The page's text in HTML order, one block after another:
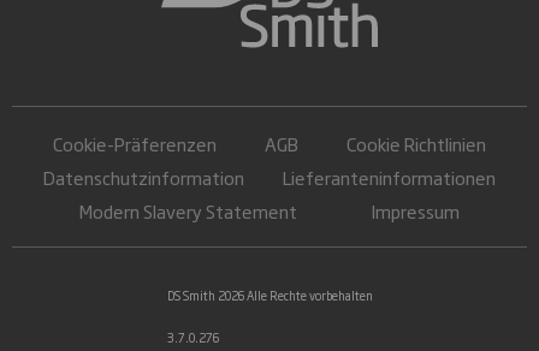
Cookie-Präferenzen AGB
Cookie Richtlinien
Datenschutzinformation
Lieferanteninformationen
Modern Slavery Statement
Impressum
DS Smith 2026 Alle Rechte vorbehalten
3.7.0.276